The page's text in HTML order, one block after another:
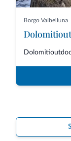
Borgo Valbelluna